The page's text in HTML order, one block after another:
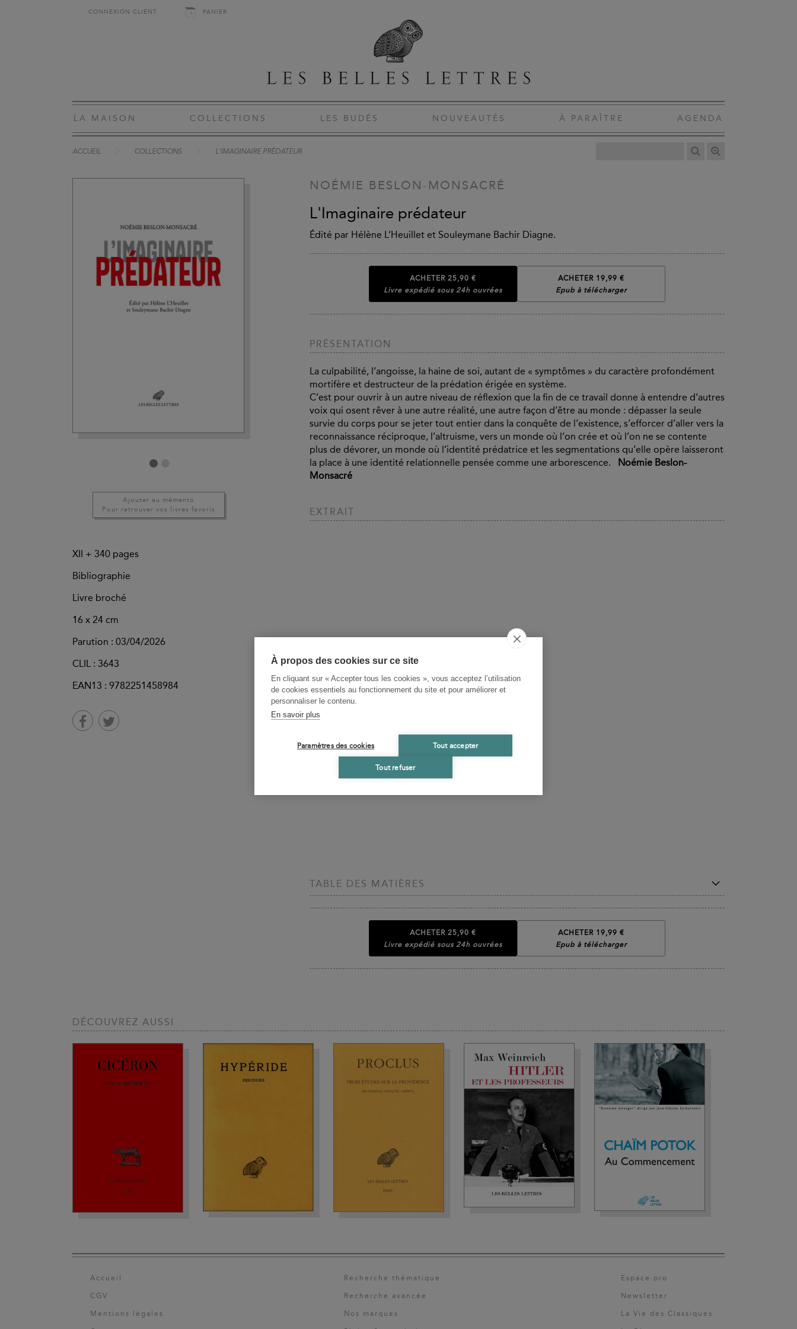
À propos des cookies sur ce site
En cliquant sur « Accepter tous les cookies », vous acceptez l’utilisation
de cookies essentiels au fonctionnement du site et pour améliorer et
personnaliser le contenu.
En savoir plus
Paramètres des cookies Tout accepter
Tout refuser
CONNEXION CLIENT PANIER
LA MAISON COLLECTIONS LES BUDÉS NOUVEAUTÉS À PARAÎTRE AGENDA
ACCUEIL COLLECTIONS L'IMAGINAIRE PRÉDATEUR
Ajouter au mémento
Pour retrouver vos livres favoris
XII + 340 pages
Bibliographie
Livre broché
16 x 24 cm
Parution : 03/04/2026
CLIL : 3643
EAN13 : 9782251458984
NOÉMIE BESLON-MONSACRÉ
L'Imaginaire prédateur
Édité par Hélène L’Heuillet et Souleymane Bachir Diagne.
ACHETER 25,90 €
Livre expédié sous 24h ouvrées
ACHETER 19,99 €
Epub à télécharger
PRÉSENTATION
La culpabilité, l’angoisse, la haine de soi, autant de « symptômes » du caractère profondément
mortifère et destructeur de la prédation érigée en système.
C’est pour ouvrir à un autre niveau de réflexion que la fin de ce travail donne à entendre d’autres
voix qui osent rêver à une autre réalité, une autre façon d’être au monde : dépasser la seule
survie du corps pour se jeter tout entier dans la conquête de l’existence, s’efforcer d’aller vers la
reconnaissance réciproque, l’altruisme, vers un monde où l’on crée et où l’on ne se contente
plus de dévorer, un monde où l’identité prédatrice et les segmentations qu’elle opère laisseront
la place à une identité relationnelle pensée comme une arborescence.
Noémie Beslon-
Monsacré
EXTRAIT
TABLE DES MATIÈRES
ACHETER 25,90 €
Livre expédié sous 24h ouvrées
ACHETER 19,99 €
Epub à télécharger
DÉCOUVREZ AUSSI
Accueil
CGV
Mentions légales
Recherche thématique
Recherche avancée
Nos marques
Espace pro
Newsletter
La Vie des Classiques